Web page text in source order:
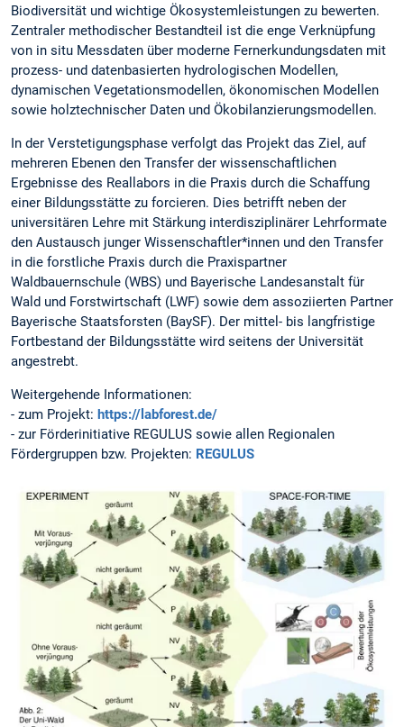
Biodiversität und wichtige Ökosystemleistungen zu bewerten.
Zentraler methodischer Bestandteil ist die enge Verknüpfung
von in situ Messdaten über moderne Fernerkundungsdaten mit
prozess- und datenbasierten hydrologischen Modellen,
dynamischen Vegetationsmodellen, ökonomischen Modellen
sowie holztechnischer Daten und Ökobilanzierungsmodellen.
In der Verstetigungsphase verfolgt das Projekt das Ziel, auf
mehreren Ebenen den Transfer der wissenschaftlichen
Ergebnisse des Reallabors in die Praxis durch die Schaffung
einer Bildungsstätte zu forcieren. Dies betrifft neben der
universitären Lehre mit Stärkung interdisziplinärer Lehrformate
den Austausch junger Wissenschaftler*innen und den Transfer
in die forstliche Praxis durch die Praxispartner
Waldbauernschule (WBS) und Bayerische Landesanstalt für
Wald und Forstwirtschaft (LWF) sowie dem assoziierten Partner
Bayerische Staatsforsten (BaySF). Der mittel- bis langfristige
Fortbestand der Bildungsstätte wird seitens der Universität
angestrebt.
Weitergehende Informationen:
- zum Projekt: https://labforest.de/
- zur Förderinitiative REGULUS sowie allen Regionalen
Fördergruppen bzw. Projekten: REGULUS